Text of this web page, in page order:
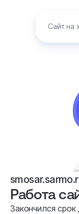
Сайт на
Работа
Закончился